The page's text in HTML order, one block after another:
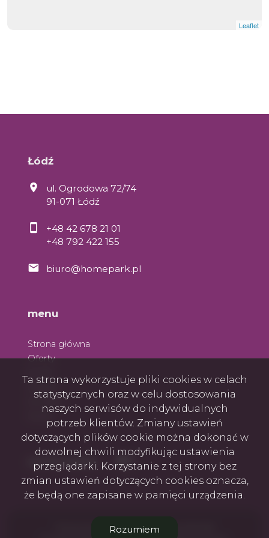
Leaflet
Łódź
ul. Ogrodowa 72/74
91-071 Łódź
+48 42 678 21 01
+48 792 422 155
biuro@homepark.pl
menu
Strona główna
Oferty
Kontakt
social media Facebook
Facebook
Firma Home Park Nieruchomości © 2026
Ta strona wykorzystuje pliki cookies w celach
statystycznych oraz w celu dostosowania
naszych serwisów do indywidualnych
potrzeb klientów. Zmiany ustawień
dotyczących plików cookie można dokonać w
dowolnej chwili modyfikując ustawienia
przeglądarki. Korzystanie z tej strony bez
zmian ustawień dotyczących cookies oznacza,
że będą one zapisane w pamięci urządzenia.
Rozumiem